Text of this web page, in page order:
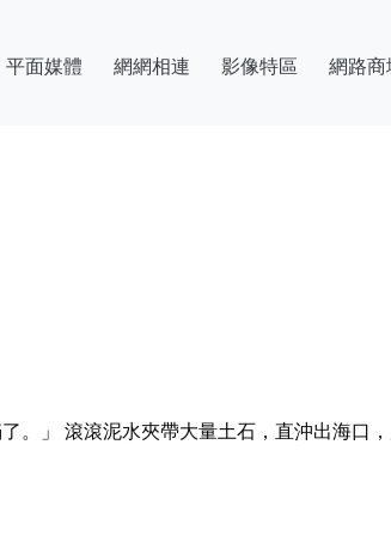
平面媒體 網網相連 影像特區 網路商
。」 滾滾泥水夾帶大量土石，直沖出海口